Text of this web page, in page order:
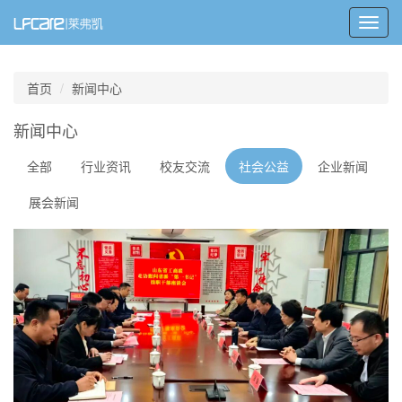
首页 新闻中心
新闻中心
全部 行业资讯 校友交流 社会公益
企业新闻
展会新闻